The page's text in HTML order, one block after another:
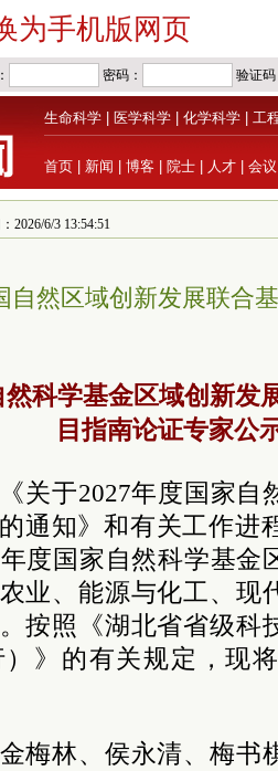
为手机版网页
生命科学 医学科学 化学科学 工
首页 新闻 博客 院士 人才 会议
2026/6/3 13:54:51
自然区域创新发展联合
然科学基金区域创新发
目指南论证专家公
关于2027年度国家自
通知》和有关工作进
度国家自然科学基金
农业、能源与化工、
按照《湖北省省级科
》的有关规定，现
梅林、侯永清、梅书